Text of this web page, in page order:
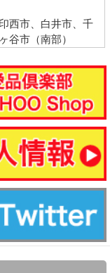
西市、白井市、千
谷市（南部）